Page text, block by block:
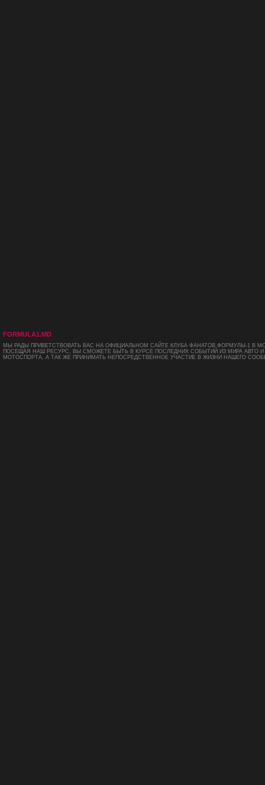
FORMULA1.MD
МЫ РАДЫ ПРИВЕТСТВОВАТЬ ВАС НА ОФИЦИАЛЬНОМ САЙТЕ КЛУБА ФАНАТОВ ФОРМУЛЫ-1 В
ПОСЕЩАЯ НАШ РЕСУРС, ВЫ СМОЖЕТЕ БЫТЬ В КУРСЕ ПОСЛЕДНИХ СОБЫТИЙ ИЗ МИРА АВТО И
МОТОСПОРТА, А ТАК ЖЕ ПРИНИМАТЬ НЕПОСРЕДСТВЕННОЕ УЧАСТИЕ В ЖИЗНИ НАШЕГО